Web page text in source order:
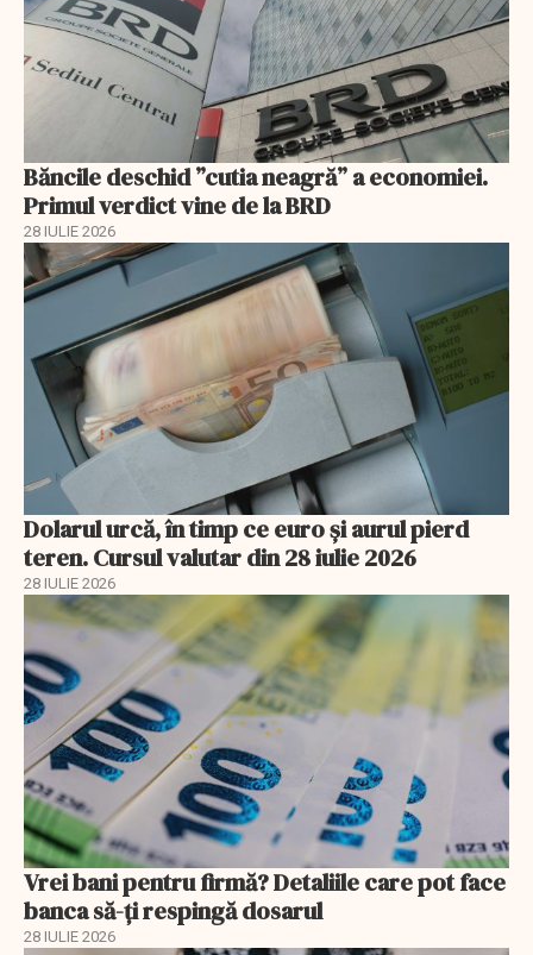
Băncile deschid ”cutia neagră” a economiei.
Primul verdict vine de la BRD
28 IULIE 2026
Dolarul urcă, în timp ce euro și aurul pierd
teren. Cursul valutar din 28 iulie 2026
28 IULIE 2026
Vrei bani pentru firmă? Detaliile care pot face
banca să-ți respingă dosarul
28 IULIE 2026